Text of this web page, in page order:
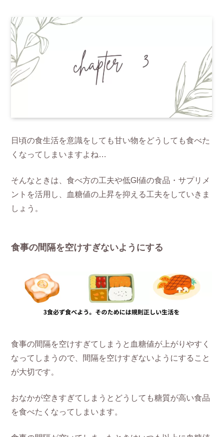
日頃の食生活を意識をしても甘い物をどうしても食べた
くなってしまいますよね…
そんなときは、食べ方の工夫や低GI値の食品・サプリメ
ントを活用し、血糖値の上昇を抑える工夫をしていきま
しょう。
食事の間隔を空けすぎないようにする
食事の間隔を空けすぎてしまうと血糖値が上がりやすく
なってしまうので、間隔を空けすぎないようにすること
が大切です。
おなかが空きすぎてしまうとどうしても糖質が高い食品
を食べたくなってしまいます。